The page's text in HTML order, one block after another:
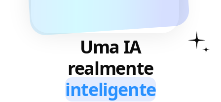
Uma IA
realmente
inteligente